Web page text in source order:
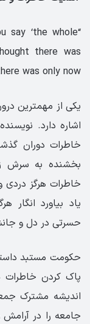
say ‘the whole
there was
was only now.”
یکی از مهمترین
اشاره دارد.
خاطرات دوران
بخشنده به سرش
خاطرات هرگز دردی
یاد بیاورد انگار
حسرتی در دل و
حکومت مستبد
پاک کردن خاطرات
اندیشه مشترک
جامعه را در